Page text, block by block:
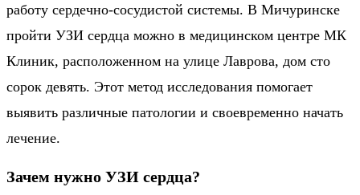
работу сердечно-сосудистой системы. В Мичуринске
пройти УЗИ сердца можно в медицинском центре МК
Клиник, расположенном на улице Лаврова, дом сто
сорок девять. Этот метод исследования помогает
выявить различные патологии и своевременно начать
лечение.
Зачем нужно УЗИ сердца?